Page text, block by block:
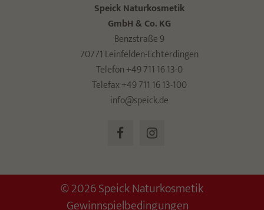
Speick Naturkosmetik
GmbH & Co. KG
Benzstraße 9
70771 Leinfelden-Echterdingen
Telefon +49 711 16 13-0
Telefax +49 711 16 13-100
info@speick.de
© 2026 Speick Naturkosmetik
Gewinnspielbedingungen